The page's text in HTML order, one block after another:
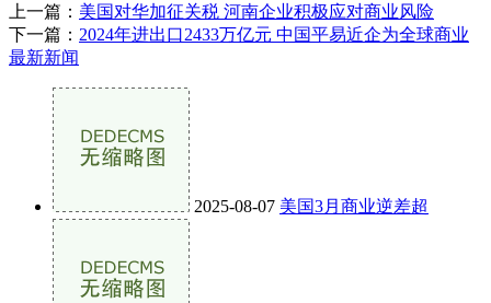
上一篇： 美国对华加征关税 河南企业积极应对商业风险
下一篇： 2024年进出口2433万亿元 中国平易近企为全球商业
最新新闻
2025-08-07 美国3月商业逆差超